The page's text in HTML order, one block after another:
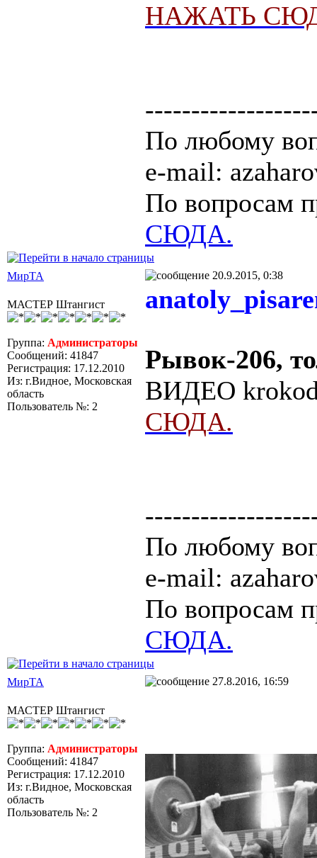
НАЖАТЬ
По любому
e-mail:
По вопросам
СЮДА.
МирТА 20.9.2015, 0:38
МАСТЕР Штангист
Группа: Администраторы
Сообщений: 41847
Регистрация: 17.12.2010
Из: г.Видное, Московская
область
Пользователь №: 2
Рывок-206,
ВИДЕО
СЮДА.
По любому
e-mail:
По вопросам
СЮДА.
МирТА 27.8.2016, 16:59
МАСТЕР Штангист
Группа: Администраторы
Сообщений: 41847
Регистрация: 17.12.2010
Из: г.Видное, Московская
область
Пользователь №: 2